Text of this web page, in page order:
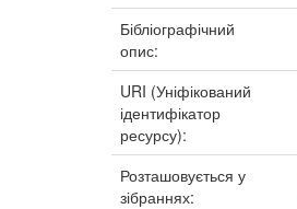
Бібліографічний
опис:
URI (Уніфікований
ідентифікатор
ресурсу):
Розташовується у
зібраннях: